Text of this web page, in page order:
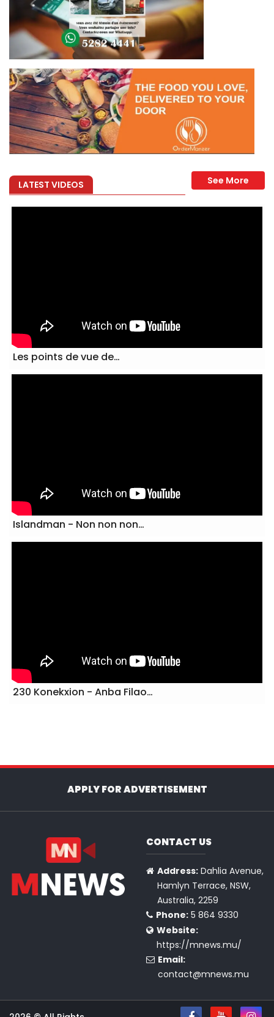
immédiat.
LATEST VIDEOS
Les points de vue de…
Islandman - Non non non…
230 Konekxion - Anba Filao…
APPLY FOR ADVERTISEMENT
CONTACT US
Address: Dahlia Avenue,
Hamlyn Terrace, NSW,
Australia, 2259
Phone: 5 864 9330
Website:
https://mnews.mu/
Email:
contact@mnews.mu